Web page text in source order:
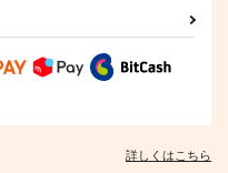
詳しくはこちら